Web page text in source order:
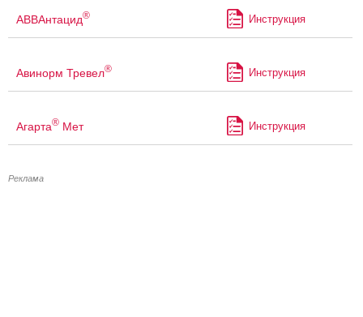
АВВАнтацид® Инструкция
Авинорм Тревел® Инструкция
Агарта® Мет Инструкция
Реклама